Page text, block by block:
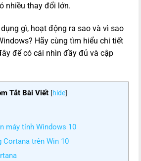
nhiều thay đổi lớn.
gì, hoạt động ra sao và vì sao
Hãy cùng tìm hiểu chi tiết
để có cái nhìn đầy đủ và cập
Tắt Bài Viết [hide]
máy tính Windows 10
Cortana trên Win 10